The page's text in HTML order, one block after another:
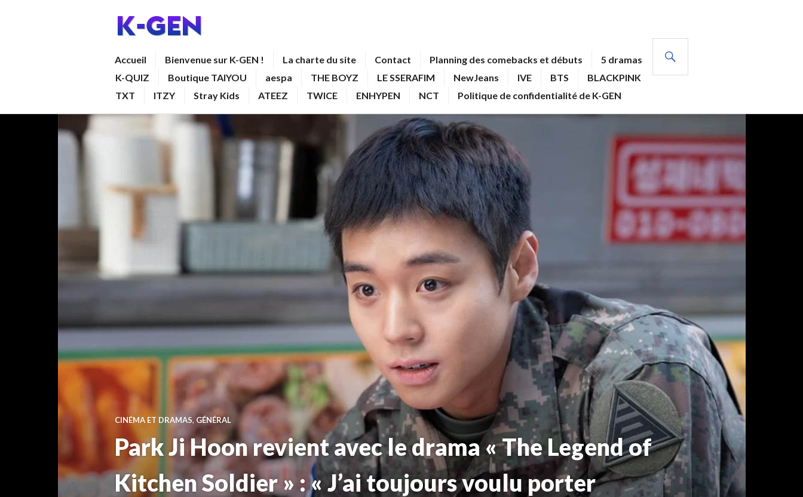
Accueil Bienvenue sur K-GEN ! La charte du site Contact Planning des comebacks et débuts
5 dramas
K-QUIZ
Boutique TAIYOU aespa THE BOYZ LE SSERAFIM NewJeans IVE BTS
BLACKPINK
TXT
ITZY Stray Kids ATEEZ TWICE ENHYPEN NCT Politique de confidentialité de K-GEN
CINÉMA ET DRAMAS, GÉNÉRAL
Park Ji Hoon revient avec le drama « The Legend of
Kitchen Soldier » : « J’ai toujours voulu porter